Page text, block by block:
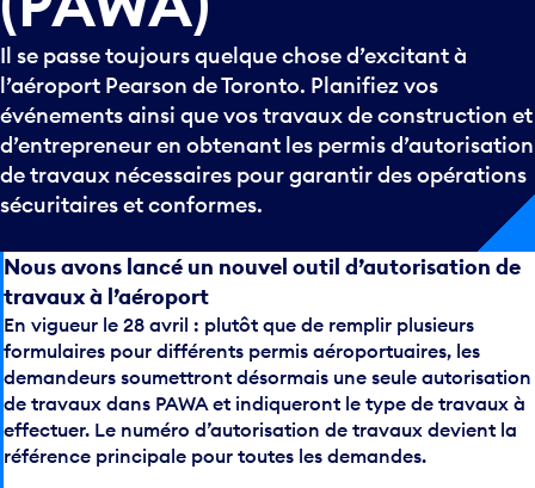
Il se passe toujours quelque chose d’excitant à
l’aéroport Pearson de Toronto. Planifiez vos
événements ainsi que vos travaux de construction et
d’entrepreneur en obtenant les permis d’autorisation
de travaux nécessaires pour garantir des opérations
sécuritaires et conformes.
Nous avons lancé un nouvel outil d’autorisation de
travaux à l’aéroport
En vigueur le 28 avril : plutôt que de remplir plusieurs
formulaires pour différents permis aéroportuaires, les
demandeurs soumettront désormais une seule autorisation
de travaux dans PAWA et indiqueront le type de travaux à
effectuer. Le numéro d’autorisation de travaux devient la
référence principale pour toutes les demandes.